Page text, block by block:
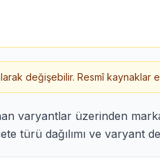
değişebilir. Resmî kaynaklar
varyantlar üzerinden
türü dağılımı ve varyant